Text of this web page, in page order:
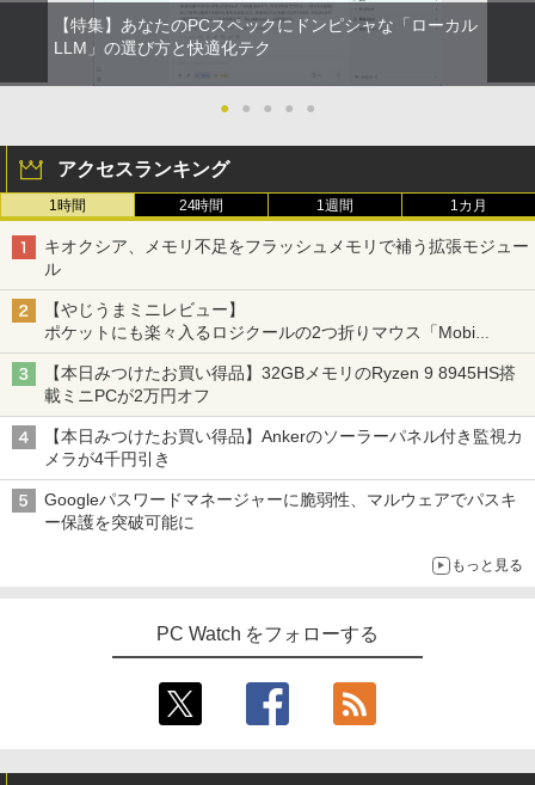
HUNTER×HUNTER モノクロ版 39 (ジャンプ
コミックスDIGITAL)
￥572
スーパーの裏でヤニ吸うふたり 9巻 (デジタル
版ビッグガンガンコミックス)
￥810
ONE PIECE モノクロ版 115 (ジャンプコミッ
クスDIGITAL)
￥594
￥19,980
【期間限定！特別20％OFFクーポン配布
第12世代 Intel N100｜14型 FHD ｜RAM
4GB・64GB eMMC｜軽量・長時間バッ
テリー｜5G対応（nanoSIM／eSIM）｜
Wi-Fi 6｜1080pカメラ｜HDMI・USB-C
【整備済み品】
￥20,800
エントリーで最大10倍！充実機能ノート
パソコン テンキー/DVD/WEBカメラ内蔵
第8世代Core i3/i5 Core i7 最大メモリ16
GB 新品SSD256GB 東芝 NEC有名メー
olaris Office搭載 最新MicrosoftOffice2
024可 Windows11 長期保証 中古PC
良品 フルHD 13.3インチ HP ProBook 63
5 Aero G7 Windows11 高性能 AMD Ryz
SD カメラ 無線Wi-Fi6 Office付き Win11
【中古ノートパソコン 中古パソコン 中古
A#ABJ [ProDesk 600 G4 SFF(i5-8500 8
GB HDD500GB Win10Pro64)]
￥19,280
3
Dell OptiPlex 3050 SFF 第7世代 Core i
5 メモリ16GB SSD 256GB Office付き H
中古パソコン
￥27,800
【★楽天1位★正規品★3年保証★新品】
デスクトップパソコン 一体型pc 23型 フ
インテル Core 7【Windows 11搭載】U
SB 2.0 USB 3.0 5G WIFI搭載 一体型パソ
【公式・直販】デスクトップパソコン P
C 新品 Office付き 可能 Lenovo IdeaCe
ntre Mini 01IRH10R Core 5 プロセッサ
ー 210H メモリ 16GB SSD 512GB Wind
EPSON 液晶モニター LD22W83L 21.5イ
イト 1920 x 1080 フルHD TNパネル 非
光沢 ノングレア HDMI DVI VGA VESA準
チ 【中古】
￥4,900
ル P2417H D-Sub15 HDMI DisplatP
ort【中古】
￥7,700
4
【保護ケース付き】 モバイルモニター 1
ングレア 1080PフルHD ディスプレイ コ
スパ デュアルモニター サブモニター ポ
MSI ビジネスモニター PRO MP2412 薄
型 VAパネル フルHD/23.8インチ/HDMI/D
isplayPort/リフレッシュレート100Hz/応
ドラゴンボールスーパーダイバーズ 1st
ANNIVERSARY SUPER GUIDE[本/雑誌]
Vジャンプ編集部
3
小学生の語彙力アップ 基礎練習ドリル12
00 新装版 どんな子も言葉力が伸びる! [
学習国語研究会 ]
￥1,870
4
【中古】ONE PIECE ＜1−115巻セッ
ト＞ / 尾田栄一郎（コミックセット）
2026年8月発売 予約 mini ミニ 2026年9
【特集】あなたのPCスペックにドンピシャな「ローカル
LLM」の選び方と快適化テク
● ● ● ● ●
アクセスランキング
1時間 24時間 1週間 1カ月
キオクシア、メモリ不足をフラッシュメモリで補う拡張モジュー
ル
【やじうまミニレビュー】
ポケットにも楽々入るロジクールの2つ折りマウス「Mobi
Fold」。その気になるギミックとは？
【本日みつけたお買い得品】32GBメモリのRyzen 9 8945HS搭
載ミニPCが2万円オフ
【本日みつけたお買い得品】Ankerのソーラーパネル付き監視カ
メラが4千円引き
Googleパスワードマネージャーに脆弱性、マルウェアでパスキ
ー保護を突破可能に
もっと見る
PC Watch をフォローする